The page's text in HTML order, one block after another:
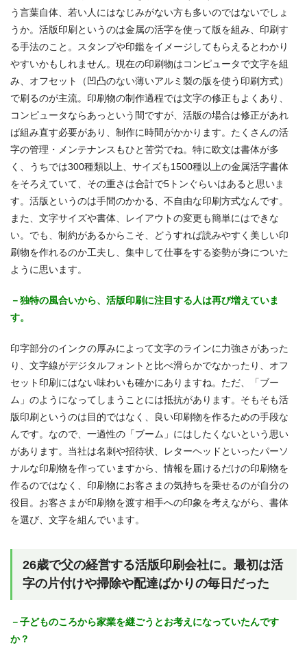
う言葉自体、若い人にはなじみがない方も多いのではないでしょ
うか。活版印刷というのは金属の活字を使って版を組み、印刷す
る手法のこと。スタンプや印鑑をイメージしてもらえるとわかり
やすいかもしれません。現在の印刷物はコンピュータで文字を組
み、オフセット（凹凸のない薄いアルミ製の版を使う印刷方式）
で刷るのが主流。印刷物の制作過程では文字の修正もよくあり、
コンピュータならあっという間ですが、活版の場合は修正があれ
ば組み直す必要があり、制作に時間がかかります。たくさんの活
字の管理・メンテナンスもひと苦労でね。特に欧文は書体が多
く、うちでは300種類以上、サイズも1500種以上の金属活字書体
をそろえていて、その重さは合計で5トンぐらいはあると思いま
す。活版というのは手間のかかる、不自由な印刷方式なんです。
また、文字サイズや書体、レイアウトの変更も簡単にはできな
い。でも、制約があるからこそ、どうすれば読みやすく美しい印
刷物を作れるのか工夫し、集中して仕事をする姿勢が身についた
ように思います。
－独特の風合いから、活版印刷に注目する人は再び増えていま
す。
印字部分のインクの厚みによって文字のラインに力強さがあった
り、文字線がデジタルフォントと比べ滑らかでなかったり、オフ
セット印刷にはない味わいも確かにありますね。ただ、「ブー
ム」のようになってしまうことには抵抗があります。そもそも活
版印刷というのは目的ではなく、良い印刷物を作るための手段な
んです。なので、一過性の「ブーム」にはしたくないという思い
があります。当社は名刺や招待状、レターヘッドといったパーソ
ナルな印刷物を作っていますから、情報を届けるだけの印刷物を
作るのではなく、印刷物にお客さまの気持ちを乗せるのが自分の
役目。お客さまが印刷物を渡す相手への印象を考えながら、書体
を選び、文字を組んでいます。
26歳で父の経営する活版印刷会社に。最初は活
字の片付けや掃除や配達ばかりの毎日だった
－子どものころから家業を継ごうとお考えになっていたんです
か？